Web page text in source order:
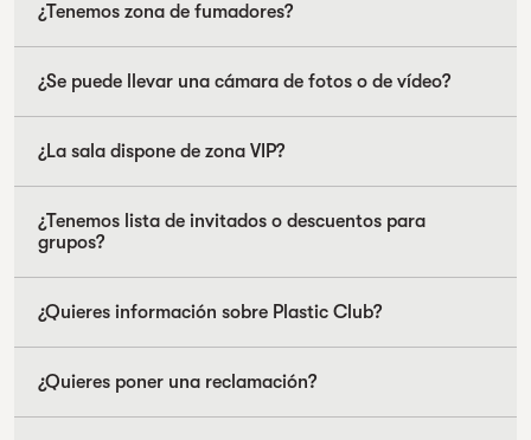
¿Tenemos zona de fumadores?
¿Se puede llevar una cámara de fotos o de vídeo?
¿La sala dispone de zona VIP?
¿Tenemos lista de invitados o descuentos para
grupos?
¿Quieres información sobre Plastic Club?
¿Quieres poner una reclamación?